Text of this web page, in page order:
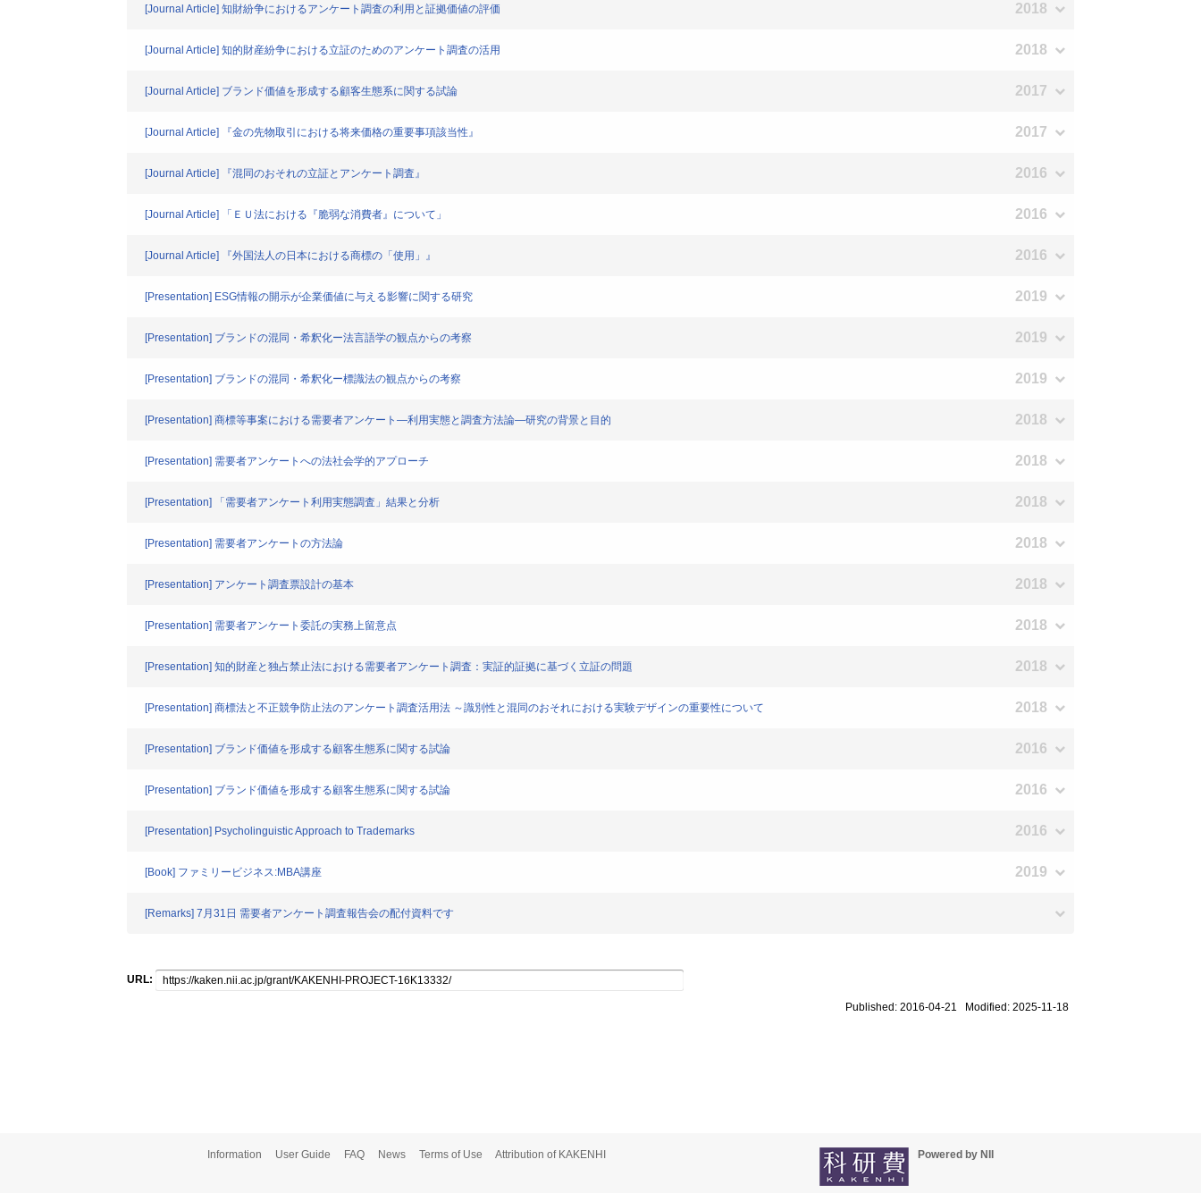
[Journal Article] 知財紛争におけるアンケート調査の利用と証拠価値の評価 2018
[Journal Article] 知的財産紛争における立証のためのアンケート調査の活用 2018
[Journal Article] ブランド価値を形成する顧客生態系に関する試論 2017
[Journal Article] 『金の先物取引における将来価格の重要事項該当性』 2017
[Journal Article] 『混同のおそれの立証とアンケート調査』 2016
[Journal Article] 「ＥＵ法における『脆弱な消費者』について」 2016
[Journal Article] 『外国法人の日本における商標の「使用」』 2016
[Presentation] ESG情報の開示が企業価値に与える影響に関する研究 2019
[Presentation] ブランドの混同・希釈化ー法言語学の観点からの考察 2019
[Presentation] ブランドの混同・希釈化ー標識法の観点からの考察 2019
[Presentation] 商標等事案における需要者アンケート―利用実態と調査方法論―研究の背景と目的 2018
[Presentation] 需要者アンケートへの法社会学的アプローチ 2018
[Presentation] 「需要者アンケート利用実態調査」結果と分析 2018
[Presentation] 需要者アンケートの方法論 2018
[Presentation] アンケート調査票設計の基本 2018
[Presentation] 需要者アンケート委託の実務上留意点 2018
[Presentation] 知的財産と独占禁止法における需要者アンケート調査：実証的証拠に基づく立証の問題 2018
[Presentation] 商標法と不正競争防止法のアンケート調査活用法 ～識別性と混同のおそれにおける実験デザインの重要性について 2018
[Presentation] ブランド価値を形成する顧客生態系に関する試論 2016
[Presentation] ブランド価値を形成する顧客生態系に関する試論 2016
[Presentation] Psycholinguistic Approach to Trademarks 2016
[Book] ファミリービジネス:MBA講座 2019
[Remarks] 7月31日 需要者アンケート調査報告会の配付資料です
URL:
Published: 2016-04-21 Modified: 2025-11-18
Information User Guide FAQ News Terms of Use Attribution of KAKENHI Powered by NII